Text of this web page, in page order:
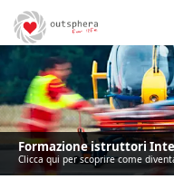
Formazione istruttori
Clicca qui per scoprire come